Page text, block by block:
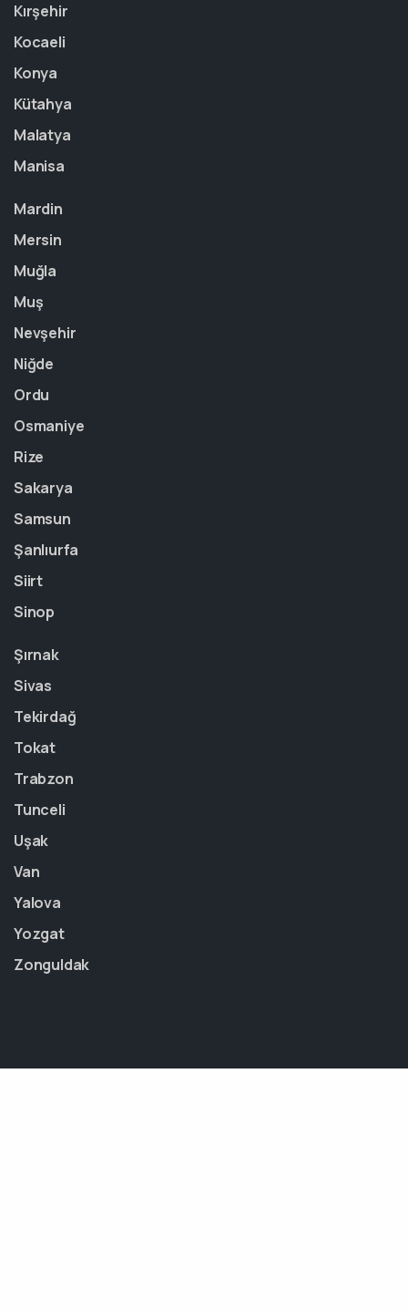
Kırşehir
Kocaeli
Konya
Kütahya
Malatya
Manisa
Mardin
Mersin
Muğla
Muş
Nevşehir
Niğde
Ordu
Osmaniye
Rize
Sakarya
Samsun
Şanlıurfa
Siirt
Sinop
Şırnak
Sivas
Tekirdağ
Tokat
Trabzon
Tunceli
Uşak
Van
Yalova
Yozgat
Zonguldak